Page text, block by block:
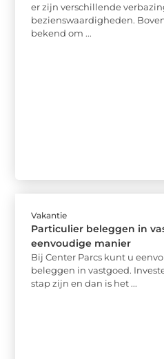
er zijn verschillende
bezienswaardigheden.
bekend om ...
Vakantie
Particulier beleggen in
eenvoudige manier
Bij Center Parcs kunt u
beleggen in vastgoed.
stap zijn en dan is het ...